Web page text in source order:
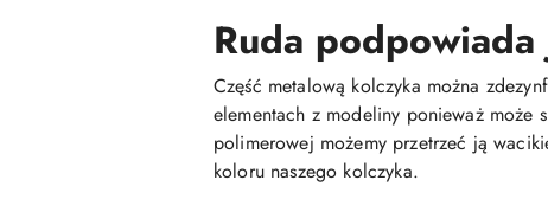
Ruda
Część metalową kolczyka można
elementach z modeliny ponieważ może
polimerowej możemy przetrzeć ją
koloru naszego kolczyka.